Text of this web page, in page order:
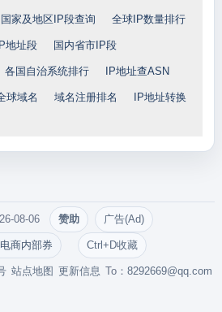
国家及地区IP段查询 全球IP数量排行
地址段 国内省市IP段
各国自治系统排行 IP地址查ASN
球域名 域名注册排名 IP地址转换
08-06 赞助 广告(Ad)
商内部券 Ctrl+D收藏
To：8292669@qq.com
更新信息
站点地图